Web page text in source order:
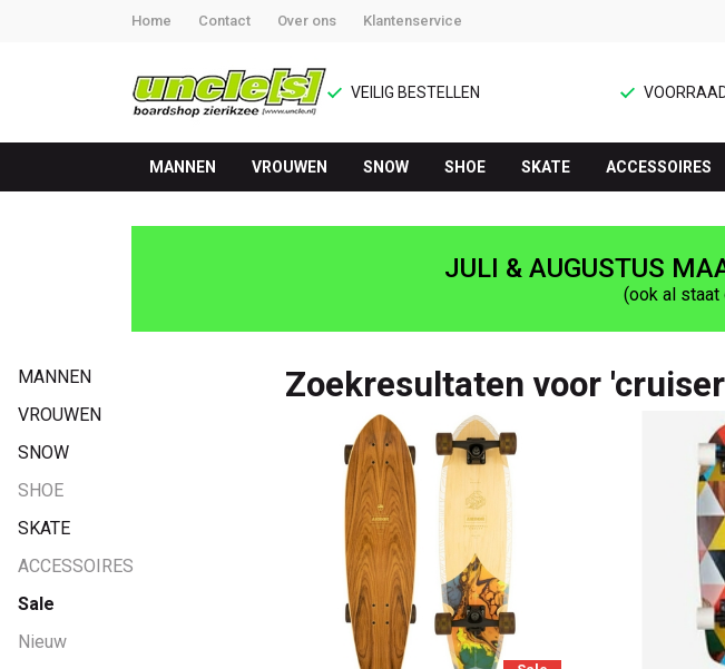
Home Contact Over ons Klantenservice
VEILIG BESTELLEN
MANNEN VROUWEN SNOW SHOE SKATE ACCESSOIRES
Zoekresultaten
'cruiser'
-
UNCLE[S]
Boardshop
JULI & AUGUSTUS
(ook al staat
MANNEN
VROUWEN
SNOW
SHOE
SKATE
ACCESSOIRES
Sale
Nieuw
Zoekresultaten voor